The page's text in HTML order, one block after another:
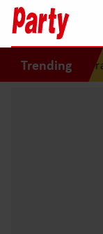
Trending
van